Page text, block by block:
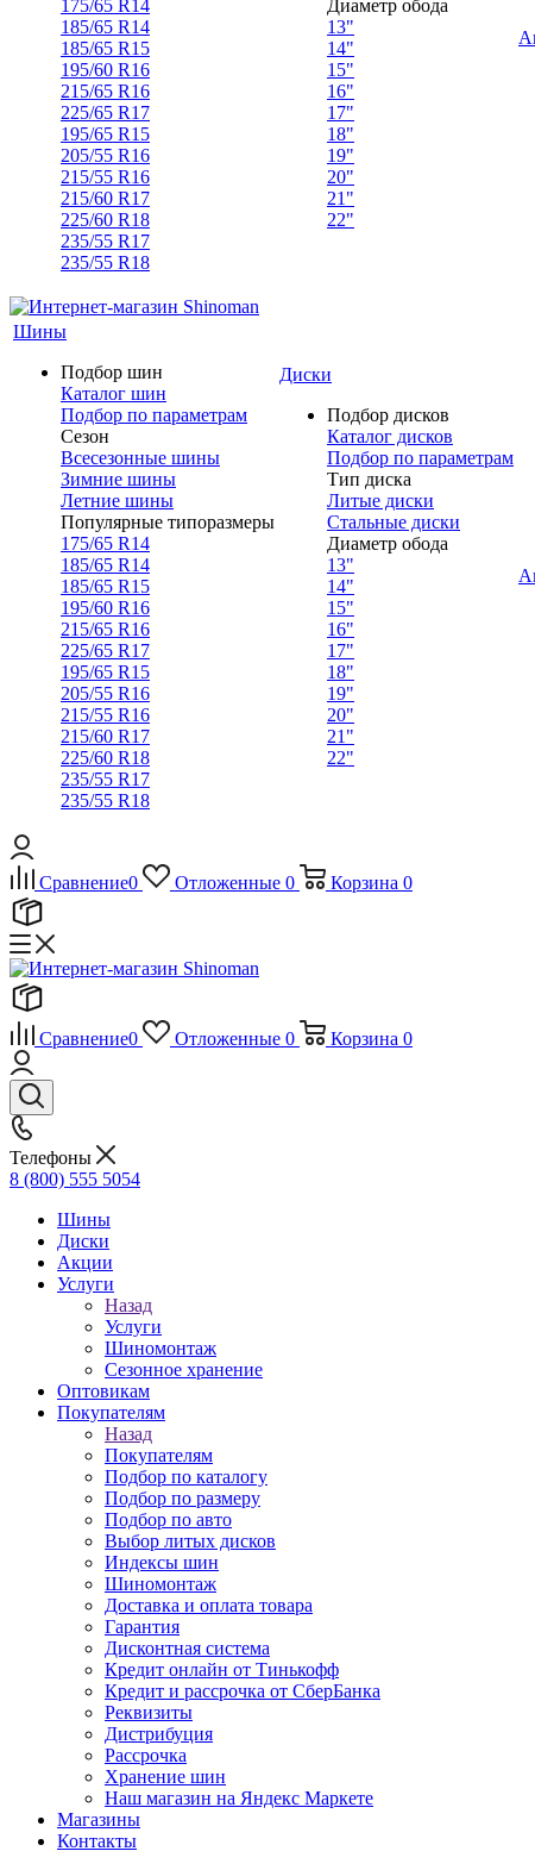
175/65 R14
185/65 R14
185/65 R15
195/60 R16
215/65 R16
225/65 R17
195/65 R15
205/55 R16
215/55 R16
215/60 R17
225/60 R18
235/55 R17
235/55 R18
Диаметр обода
13"
14"
15"
16"
17"
18"
19"
20"
21"
22"
Шины
Подбор шин
Каталог шин
Подбор по параметрам
Сезон
Всесезонные шины
Зимние шины
Летние шины
Популярные типоразмеры
175/65 R14
185/65 R14
185/65 R15
195/60 R16
215/65 R16
225/65 R17
195/65 R15
205/55 R16
215/55 R16
215/60 R17
225/60 R18
235/55 R17
235/55 R18
Диски
Подбор дисков
Каталог дисков
Подбор по параметрам
Тип диска
Литые диски
Стальные диски
Диаметр обода
13"
14"
15"
16"
17"
18"
19"
20"
21"
22"
Сравнение0 Отложенные 0 Корзина 0
Сравнение0 Отложенные 0 Корзина 0
Телефоны
8 (800) 555 5054
Шины
Диски
Акции
Услуги
Назад
Услуги
Шиномонтаж
Сезонное хранение
Оптовикам
Покупателям
Назад
Покупателям
Подбор по каталогу
Подбор по размеру
Подбор по авто
Выбор литых дисков
Индексы шин
Шиномонтаж
Доставка и оплата товара
Гарантия
Дисконтная система
Кредит онлайн от Тинькофф
Кредит и рассрочка от СберБанка
Реквизиты
Дистрибуция
Рассрочка
Хранение шин
Наш магазин на Яндекс Маркете
Магазины
Контакты